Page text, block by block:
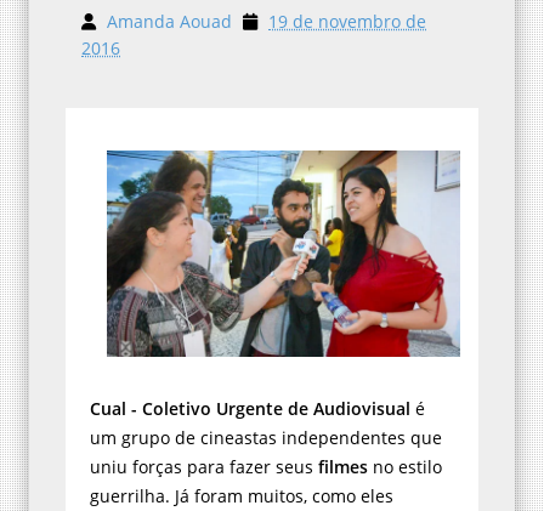
Amanda Aouad
19 de novembro de
2016
Cual - Coletivo Urgente de Audiovisual é
um grupo de cineastas independentes que
uniu forças para fazer seus filmes no estilo
guerrilha. Já foram muitos, como eles